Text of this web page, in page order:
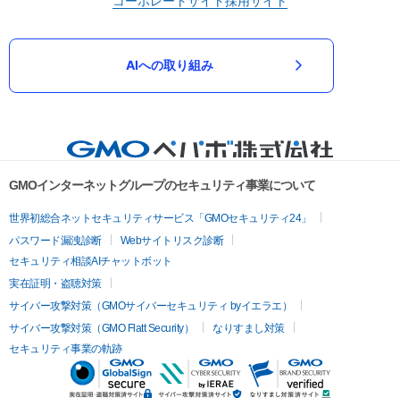
AIへの取り組み
GMOインターネットグループのセキュリティ事業について
世界初総合ネットセキュリティサービス「GMOセキュリティ24」
パスワード漏洩診断
Webサイトリスク診断
セキュリティ相談AIチャットボット
実在証明・盗聴対策
サイバー攻撃対策（GMOサイバーセキュリティ byイエラエ）
サイバー攻撃対策（GMO Flatt Security）
なりすまし対策
セキュリティ事業の軌跡